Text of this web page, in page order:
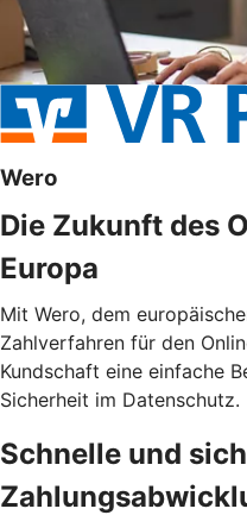
Wero
Die Zukunft des
Europa
Mit Wero, dem
Zahlverfahren für den
Kundschaft eine einfache
Sicherheit im Datenschutz.
Schnelle und